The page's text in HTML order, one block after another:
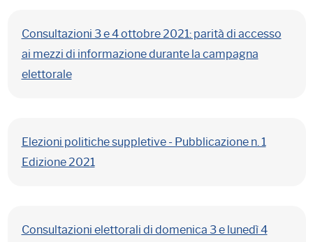
Consultazioni 3 e 4 ottobre 2021: parità di accesso
ai mezzi di informazione durante la campagna
elettorale
Elezioni politiche suppletive - Pubblicazione n. 1
Edizione 2021
Consultazioni elettorali di domenica 3 e lunedì 4